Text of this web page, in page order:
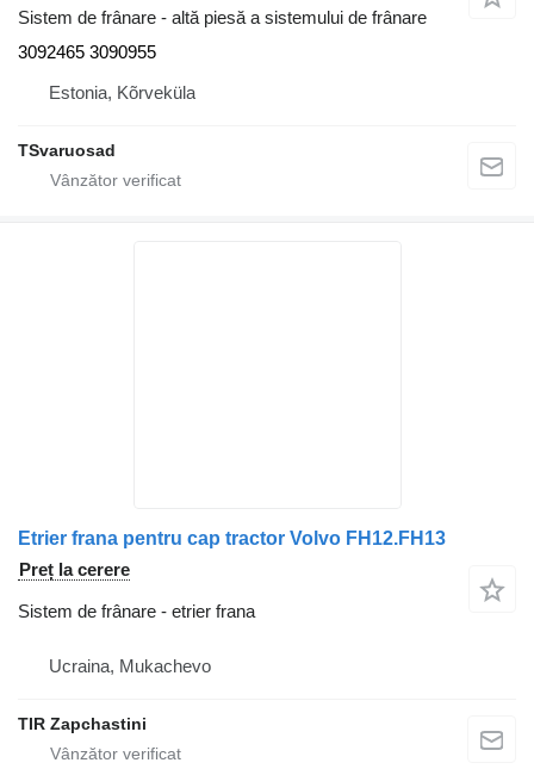
Sistem de frânare - altă piesă a sistemului de frânare
3092465 3090955
Estonia, Kõrveküla
TSvaruosad
Etrier frana pentru cap tractor Volvo FH12.FH13
Preț la cerere
Sistem de frânare - etrier frana
Ucraina, Mukachevo
TIR Zapchastini